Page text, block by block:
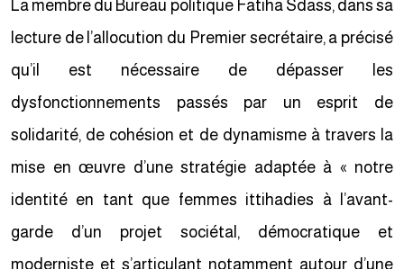
La membre du Bureau politique Fatiha Sdass, dans sa
lecture de l’allocution du Premier secrétaire, a précisé
qu’il est nécessaire de dépasser les
dysfonctionnements passés par un esprit de
solidarité, de cohésion et de dynamisme à travers la
mise en œuvre d’une stratégie adaptée à « notre
identité en tant que femmes ittihadies à l’avant-
garde d’un projet sociétal, démocratique et
moderniste et s’articulant notamment autour d’une